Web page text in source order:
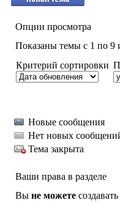
Опции просмотра
Показаны темы с 1 по 9
Критерий сортировки
Новые сообщения
Нет новых
Тема закрыта
Ваши права в разделе
Вы не можете